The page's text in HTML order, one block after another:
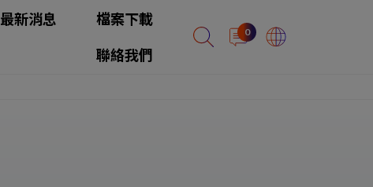
最新消息 檔案下載
聯絡我們
0